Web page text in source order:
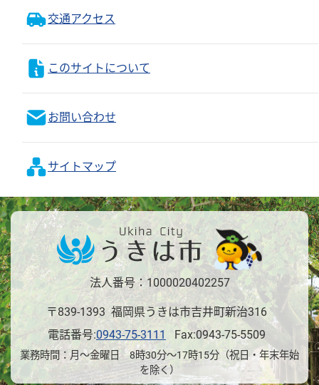
交通アクセス
このサイトについて
お問い合わせ
サイトマップ
法人番号：1000020402257
〒839-1393 福岡県うきは市吉井町新治316
電話番号:0943-75-3111 Fax:0943-75-5509
業務時間：月～金曜日 8時30分～17時15分（祝日・年末年始
を除く）